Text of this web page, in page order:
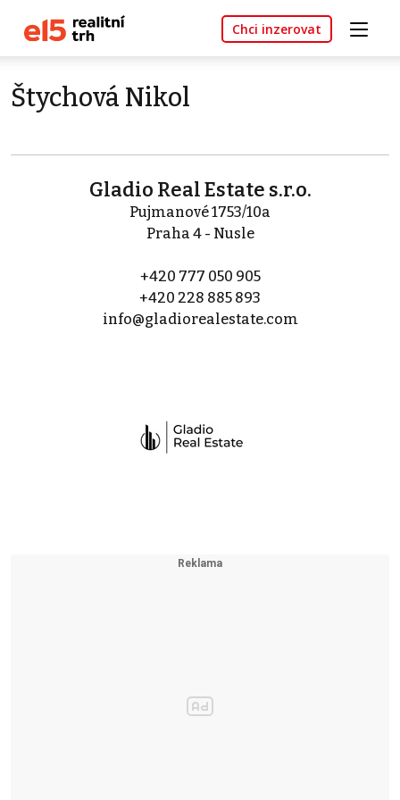
Chci inzerovat
Štychová Nikol
Gladio Real Estate s.r.o.
Pujmanové 1753/10a
Praha 4 - Nusle
+420 777 050 905
+420 228 885 893
info@gladiorealestate.com